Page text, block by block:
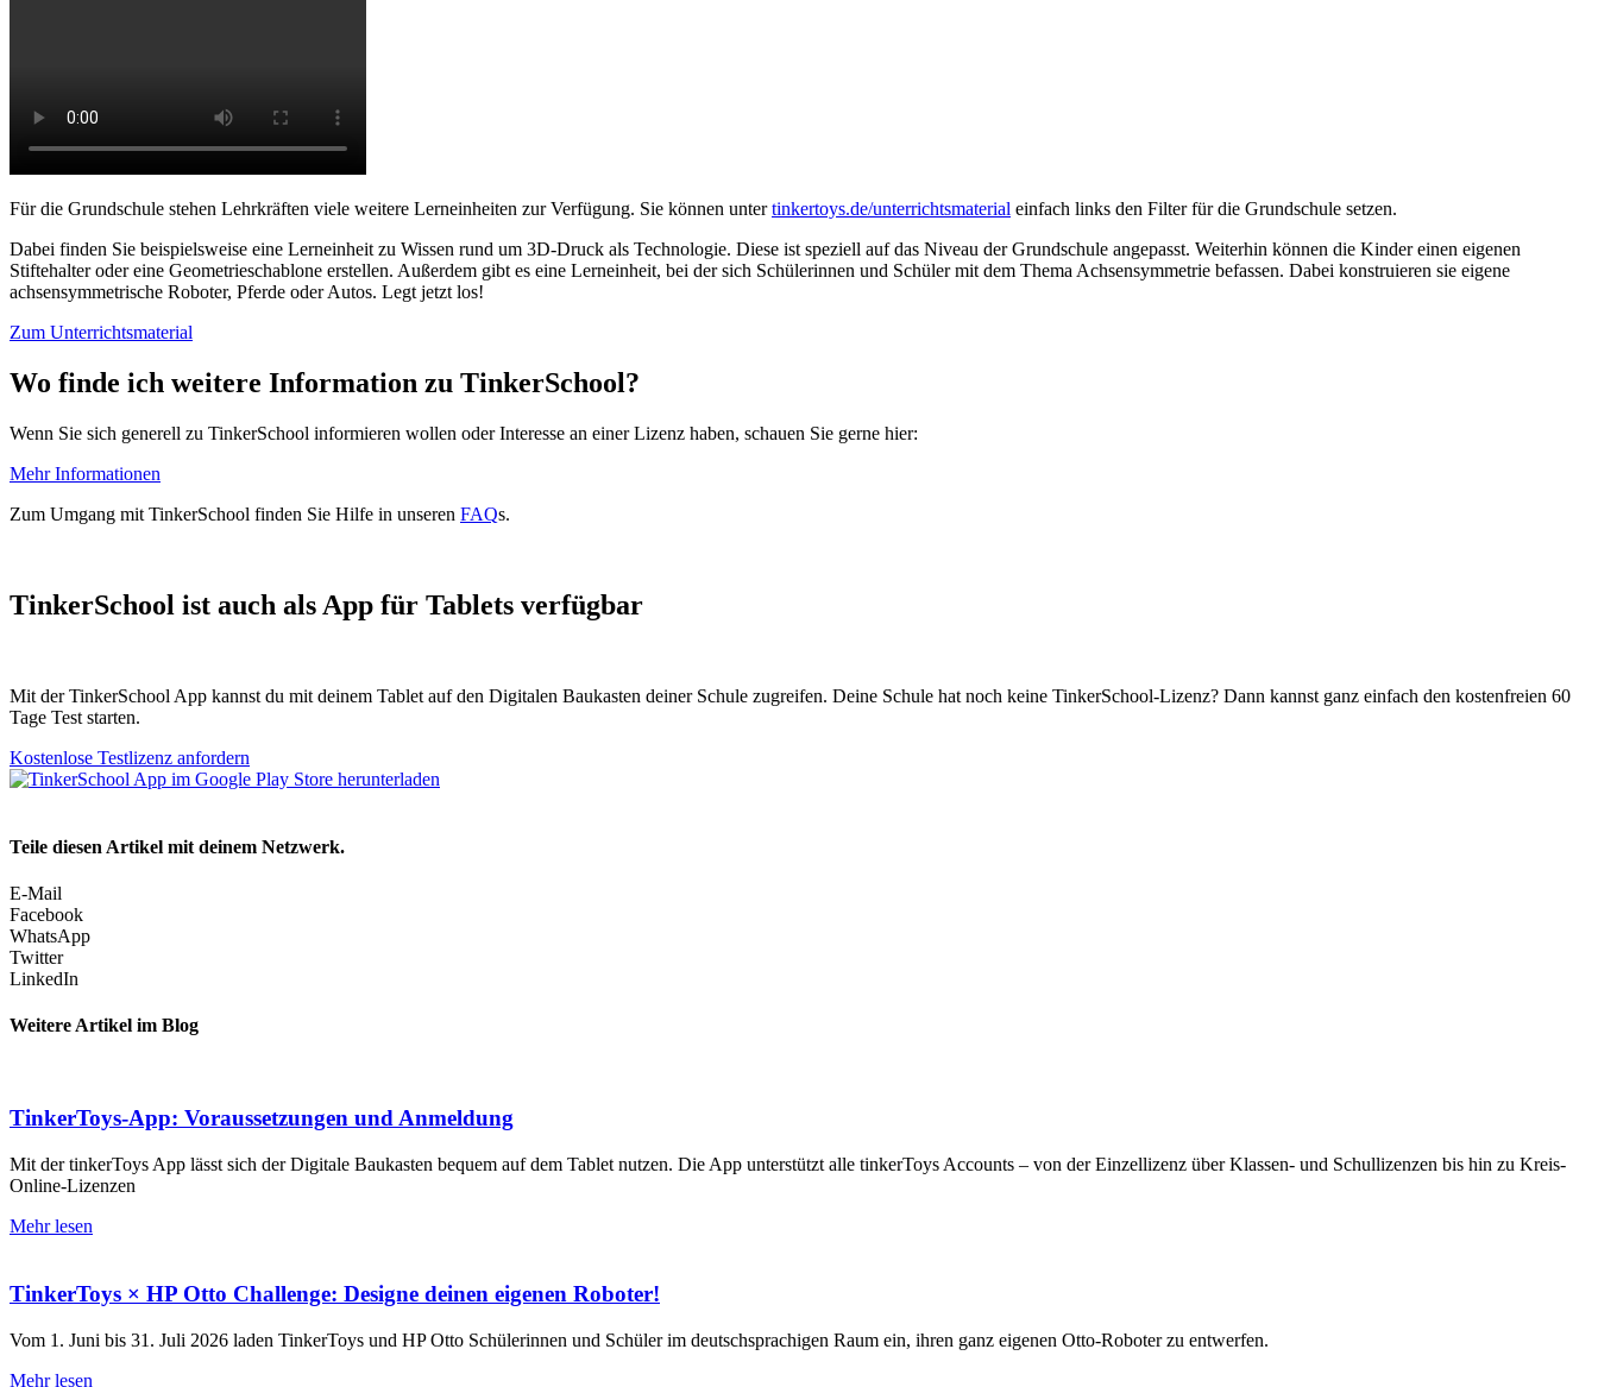
Für die Grundschule stehen Lehrkräften viele weitere Lerneinheiten zur Verfügung. Sie können untertinkertoys.de/unterrichtsmaterial einfach links den Filter für die Grundschule setzen.
Dabei finden Sie beispielsweise eine Lerneinheit zu Wissen rund um 3D-Druck als Technologie. Diese ist speziell auf das Niveau der Grundschule angepasst. Weiterhin können die Kinder einen eigenen
Stiftehalter oder eine Geometrieschablone erstellen. Außerdem gibt es eine Lerneinheit, bei der sich Schülerinnen und Schüler mit dem Thema Achsensymmetrie befassen. Dabei konstruieren sie eigene
achsensymmetrische Roboter, Pferde oder Autos. Legt jetzt los!
Zum Unterrichtsmaterial
Wo finde ich weitere Information zu TinkerSchool?
Wenn Sie sich generell zu TinkerSchool informieren wollen oder Interesse an einer Lizenz haben, schauen Sie gerne hier:
Mehr Informationen
Zum Umgang mit TinkerSchool finden Sie Hilfe in unseren FAQs.
TinkerSchool ist auch als App für Tablets verfügbar
Mit der TinkerSchool App kannst du mit deinem Tablet auf den Digitalen Baukasten deiner Schule zugreifen. Deine Schule hat noch keine TinkerSchool-Lizenz? Dann kannst ganz einfach den kostenfreien 60
Tage Test starten.
Kostenlose Testlizenz anfordern
Teile diesen Artikel mit deinem Netzwerk.
E-Mail
Facebook
WhatsApp
Twitter
LinkedIn
Weitere Artikel im Blog
TinkerToys-App: Voraussetzungen und Anmeldung
Mit der tinkerToys App lässt sich der Digitale Baukasten bequem auf dem Tablet nutzen. Die App unterstützt alle tinkerToys Accounts – von der Einzellizenz über Klassen- und Schullizenzen bis hin zu Kreis-
Online-Lizenzen
Mehr lesen
TinkerToys × HP Otto Challenge: Designe deinen eigenen Roboter!
Vom 1. Juni bis 31. Juli 2026 laden TinkerToys und HP Otto Schülerinnen und Schüler im deutschsprachigen Raum ein, ihren ganz eigenen Otto-Roboter zu entwerfen.
Mehr lesen